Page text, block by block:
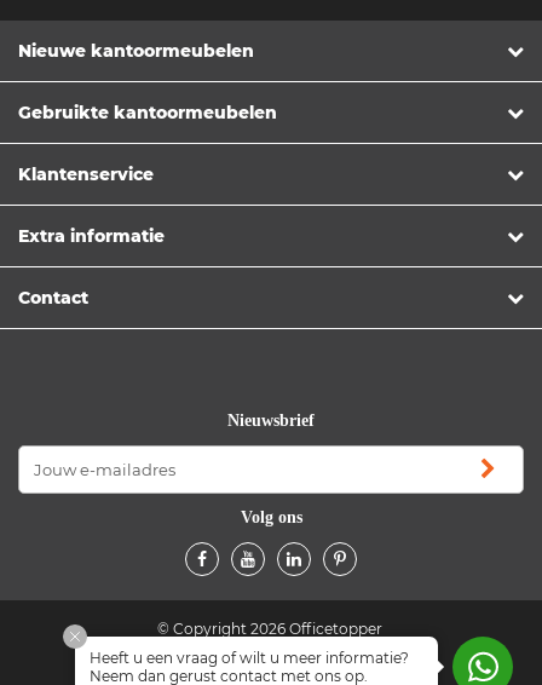
Nieuwe kantoormeubelen
Gebruikte kantoormeubelen
Klantenservice
Extra informatie
Contact
Nieuwsbrief
Volg ons
© Copyright 2026 Officetopper
Algemene voorwaarden Privacyverklaring
Heeft u een vraag of wilt u meer informatie?
Neem dan gerust contact met ons op.